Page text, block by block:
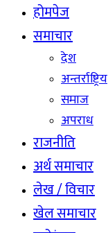
होमपेज
समाचार
देश
अन्तर्राष्ट्रिय
समाज
अपराध
राजनीति
अर्थ समाचार
लेख / विचार
खेल समाचार